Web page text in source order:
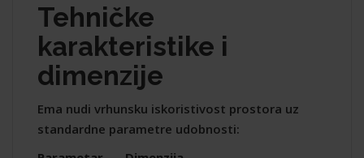
Tehničke
karakteristike i
dimenzije
Ema nudi vrhunsku iskoristivost prostora uz
standardne parametre udobnosti: